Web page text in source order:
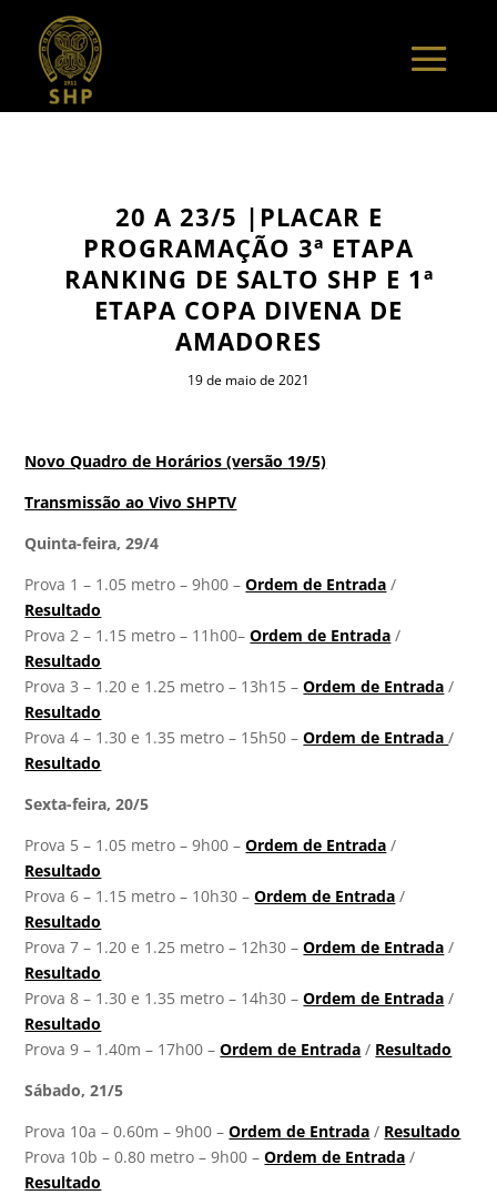
20 A 23/5 |PLACAR E
PROGRAMAÇÃO 3ª ETAPA
RANKING DE SALTO SHP E 1ª
ETAPA COPA DIVENA DE
AMADORES
19 de maio de 2021
Novo Quadro de Horários (versão 19/5)
Transmissão ao Vivo SHPTV
Quinta-feira, 29/4
Prova 1 – 1.05 metro – 9h00 –Ordem de Entrada /
Resultado
Prova 2 – 1.15 metro – 11h00–Ordem de Entrada /
Resultado
Prova 3 – 1.20 e 1.25 metro – 13h15 –Ordem de Entrada /
Resultado
Prova 4 – 1.30 e 1.35 metro – 15h50 –Ordem de Entrada/
Resultado
Sexta-feira, 20/5
Prova 5 – 1.05 metro – 9h00 –Ordem de Entrada /
Resultado
Prova 6 – 1.15 metro – 10h30 –Ordem de Entrada /
Resultado
Prova 7 – 1.20 e 1.25 metro – 12h30 –Ordem de Entrada /
Resultado
Prova 8 – 1.30 e 1.35 metro – 14h30 –Ordem de Entrada /
Resultado
Prova 9 – 1.40m – 17h00 –Ordem de Entrada / Resultado
Sábado, 21/5
Prova 10a – 0.60m – 9h00 –Ordem de Entrada / Resultado
Prova 10b – 0.80 metro – 9h00 –Ordem de Entrada /
Resultado